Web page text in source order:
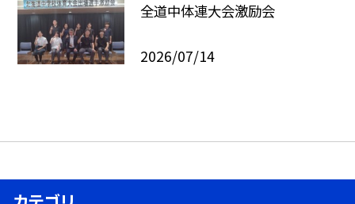
全道中体連大会激励会
2026/07/14